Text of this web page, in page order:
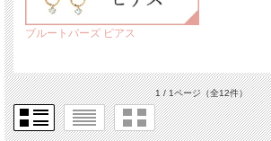
ブルートパーズ ピアス
1 / 1ページ（全12件）